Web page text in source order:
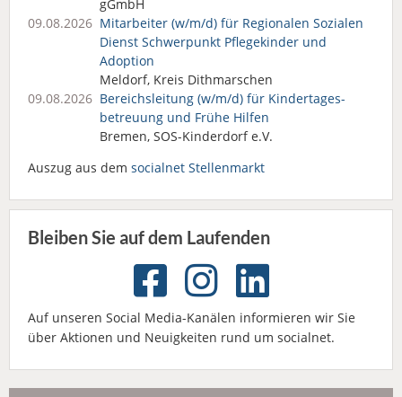
gGmbH
09.08.2026 Mitarbeiter (w/m/d) für Regionalen Sozialen
Dienst Schwerpunkt Pflegekinder und
Adoption
Meldorf, Kreis Dithmarschen
09.08.2026 Bereichsleitung (w/m/d) für Kindertages­
betreuung und Frühe Hilfen
Bremen, SOS-Kinderdorf e.V.
Auszug aus dem socialnet Stellenmarkt
Bleiben Sie auf dem Laufenden
Auf unseren Social Media-Kanälen informieren wir Sie
über Aktionen und Neuigkeiten rund um socialnet.